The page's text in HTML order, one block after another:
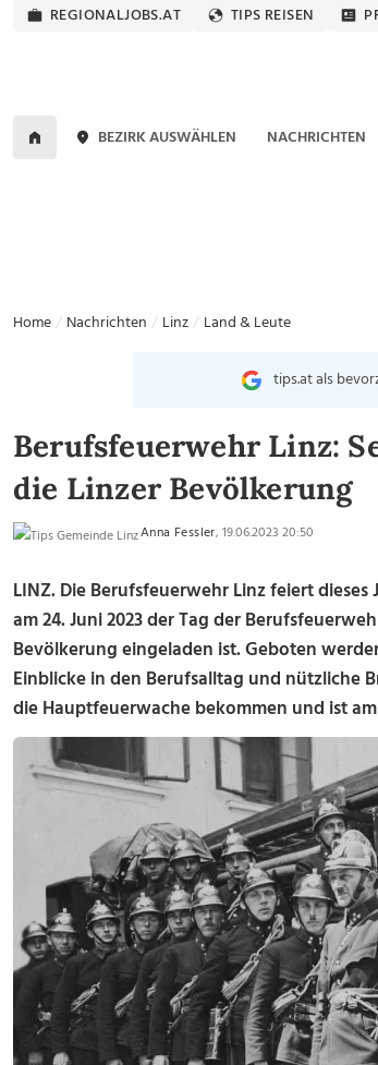
REGIONALJOBS.AT TIPS REISEN
BEZIRK AUSWÄHLEN NACHRICHTEN
Home Nachrichten Linz Land & Leute
tips.at als
Berufsfeuerwehr Linz:
die Linzer Bevölkerung
Anna Fessler, 19.06.2023 20:50
LINZ. Die Berufsfeuerwehr Linz feiert
am 24. Juni 2023 der Tag der
Bevölkerung eingeladen ist. Geboten
Einblicke in den Berufsalltag und nützliche
die Hauptfeuerwache bekommen und ist